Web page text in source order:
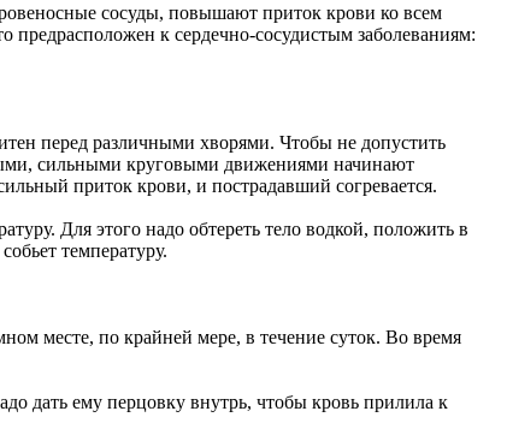
сосуды, повышают приток крови ко всем
к сердечно-сосудистым заболеваниям:
перед различными хворями. Чтобы не допустить
сильными круговыми движениями начинают
приток крови, и пострадавший согревается.
Для этого надо обтереть тело водкой, положить в
температуру.
месте, по крайней мере, в течение суток. Во время
дать ему перцовку внутрь, чтобы кровь прилила к